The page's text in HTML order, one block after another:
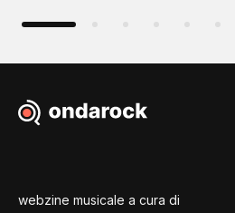
webzine musicale a cura di